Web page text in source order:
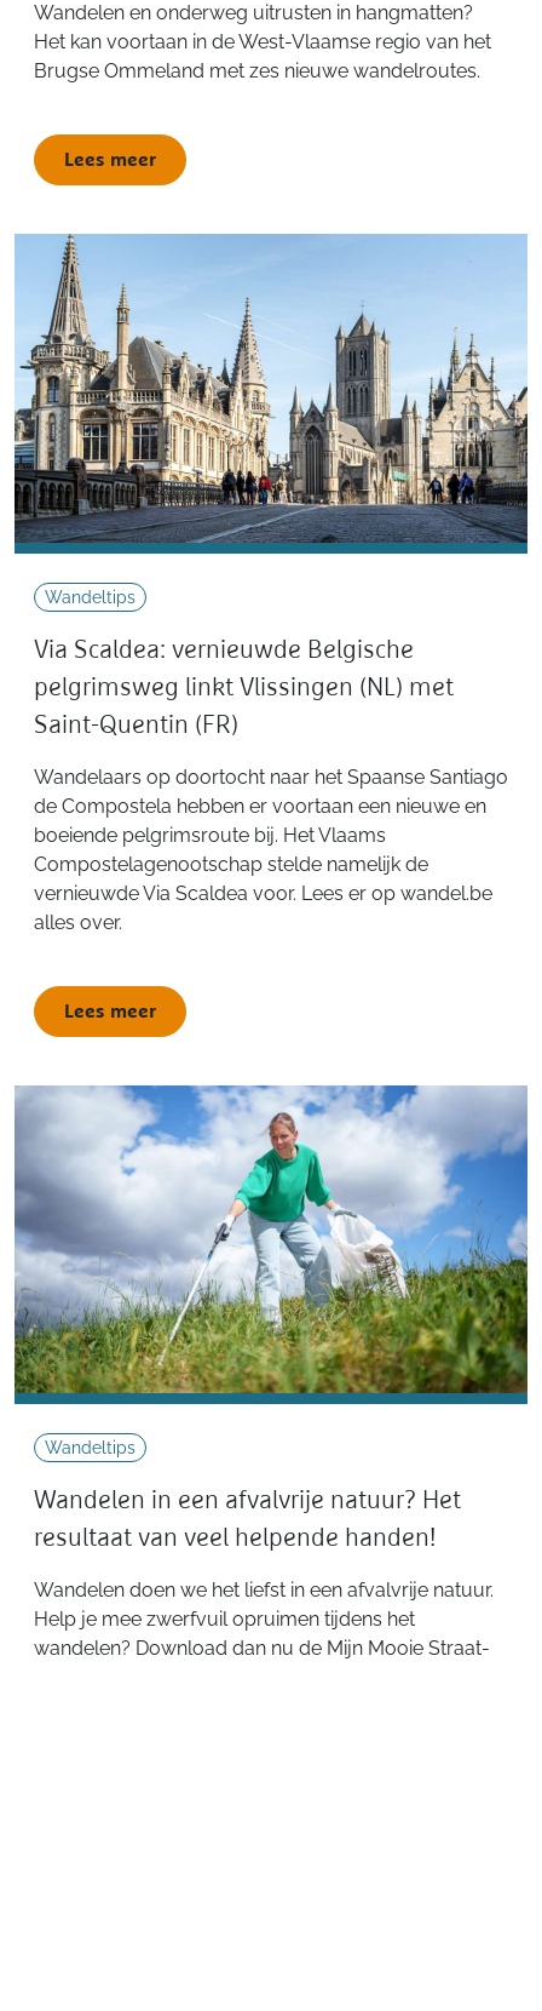
Wandelen en onderweg uitrusten in hangmatten?
Het kan voortaan in de West-Vlaamse regio van het
Brugse Ommeland met zes nieuwe wandelroutes.
Lees meer
Wandeltips
Via Scaldea: vernieuwde Belgische
pelgrimsweg linkt Vlissingen (NL) met
Saint-Quentin (FR)
Wandelaars op doortocht naar het Spaanse Santiago
de Compostela hebben er voortaan een nieuwe en
boeiende pelgrimsroute bij. Het Vlaams
Compostelagenootschap stelde namelijk de
vernieuwde Via Scaldea voor. Lees er op wandel.be
alles over.
Lees meer
Wandeltips
Wandelen in een afvalvrije natuur? Het
resultaat van veel helpende handen!
Wandelen doen we het liefst in een afvalvrije natuur.
Help je mee zwerfvuil opruimen tijdens het
wandelen? Download dan nu de Mijn Mooie Straat-